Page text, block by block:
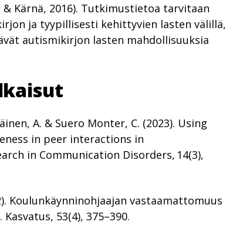
Kärnä, 2016). Tutkimustietoa tarvitaan
ja tyypillisesti kehittyvien lasten välillä,
autismikirjon lasten mahdollisuuksia
A. & Suero Monter, C. (2023). Using
in peer interactions in
in Communication Disorders, 14(3),
Koulunkäynninohjaajan vastaamattomuus
53(4), 375–390.